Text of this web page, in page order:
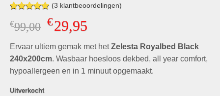
Gewaardeerd
5.00op 5
gebaseerd
waarderingen
(3 klantbeoordelingen)
€99,00 Oorspronkelijke
was:
€99,00.
€29,95Huidige
is:
€29,95.
Ervaar ultiem gemak met hetZelesta Royalbed Black
240x200cm. Wasbaar hoesloos dekbed, all year comfort,
hypoallergeen en in 1 minuut opgemaakt.
Uitverkocht